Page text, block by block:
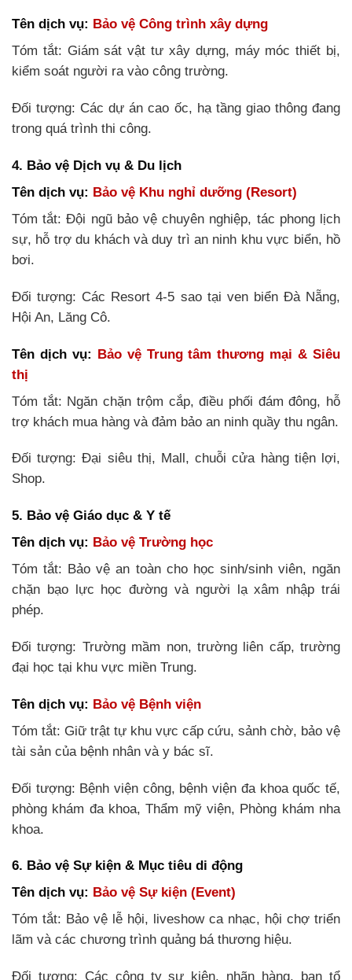
Tên dịch vụ: Bảo vệ Công trình xây dựng
Tóm tắt: Giám sát vật tư xây dựng, máy móc thiết bị,
kiểm soát người ra vào công trường.
Đối tượng: Các dự án cao ốc, hạ tầng giao thông đang
trong quá trình thi công.
4. Bảo vệ Dịch vụ & Du lịch
Tên dịch vụ: Bảo vệ Khu nghỉ dưỡng (Resort)
Tóm tắt: Đội ngũ bảo vệ chuyên nghiệp, tác phong lịch
sự, hỗ trợ du khách và duy trì an ninh khu vực biển, hồ
bơi.
Đối tượng: Các Resort 4-5 sao tại ven biển Đà Nẵng,
Hội An, Lăng Cô.
Tên dịch vụ: Bảo vệ Trung tâm thương mại & Siêu
thị
Tóm tắt: Ngăn chặn trộm cắp, điều phối đám đông, hỗ
trợ khách mua hàng và đảm bảo an ninh quầy thu ngân.
Đối tượng: Đại siêu thị, Mall, chuỗi cửa hàng tiện lợi,
Shop.
5. Bảo vệ Giáo dục & Y tế
Tên dịch vụ: Bảo vệ Trường học
Tóm tắt: Bảo vệ an toàn cho học sinh/sinh viên, ngăn
chặn bạo lực học đường và người lạ xâm nhập trái
phép.
Đối tượng: Trường mầm non, trường liên cấp, trường
đại học tại khu vực miền Trung.
Tên dịch vụ: Bảo vệ Bệnh viện
Tóm tắt: Giữ trật tự khu vực cấp cứu, sảnh chờ, bảo vệ
tài sản của bệnh nhân và y bác sĩ.
Đối tượng: Bệnh viện công, bệnh viện đa khoa quốc tế,
phòng khám đa khoa, Thẩm mỹ viện, Phòng khám nha
khoa.
6. Bảo vệ Sự kiện & Mục tiêu di động
Tên dịch vụ: Bảo vệ Sự kiện (Event)
Tóm tắt: Bảo vệ lễ hội, liveshow ca nhạc, hội chợ triển
lãm và các chương trình quảng bá thương hiệu.
Đối tượng: Các công ty sự kiện, nhãn hàng, ban tổ